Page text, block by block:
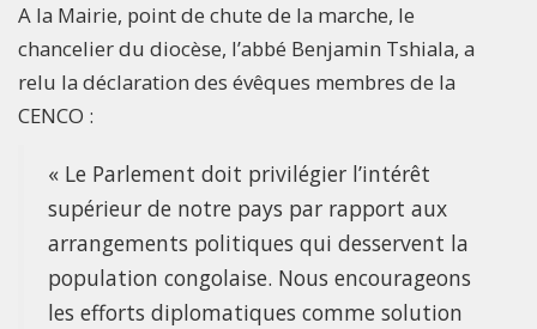
A la Mairie, point de chute de la marche, le
chancelier du diocèse, l’abbé Benjamin Tshiala, a
relu la déclaration des évêques membres de la
CENCO :
« Le Parlement doit privilégier l’intérêt
supérieur de notre pays par rapport aux
arrangements politiques qui desservent la
population congolaise. Nous encourageons
les efforts diplomatiques comme solution